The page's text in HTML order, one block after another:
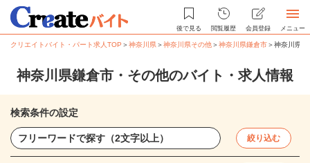
後で見る 閲覧履歴 会員登録 メニュー
クリエイトバイト・パート求人TOP ＞神奈川県＞神奈川県その他＞神奈川県鎌倉市＞神奈川県
神奈川県鎌倉市・その他のバイト・求人情報
検索条件の設定
絞り込む